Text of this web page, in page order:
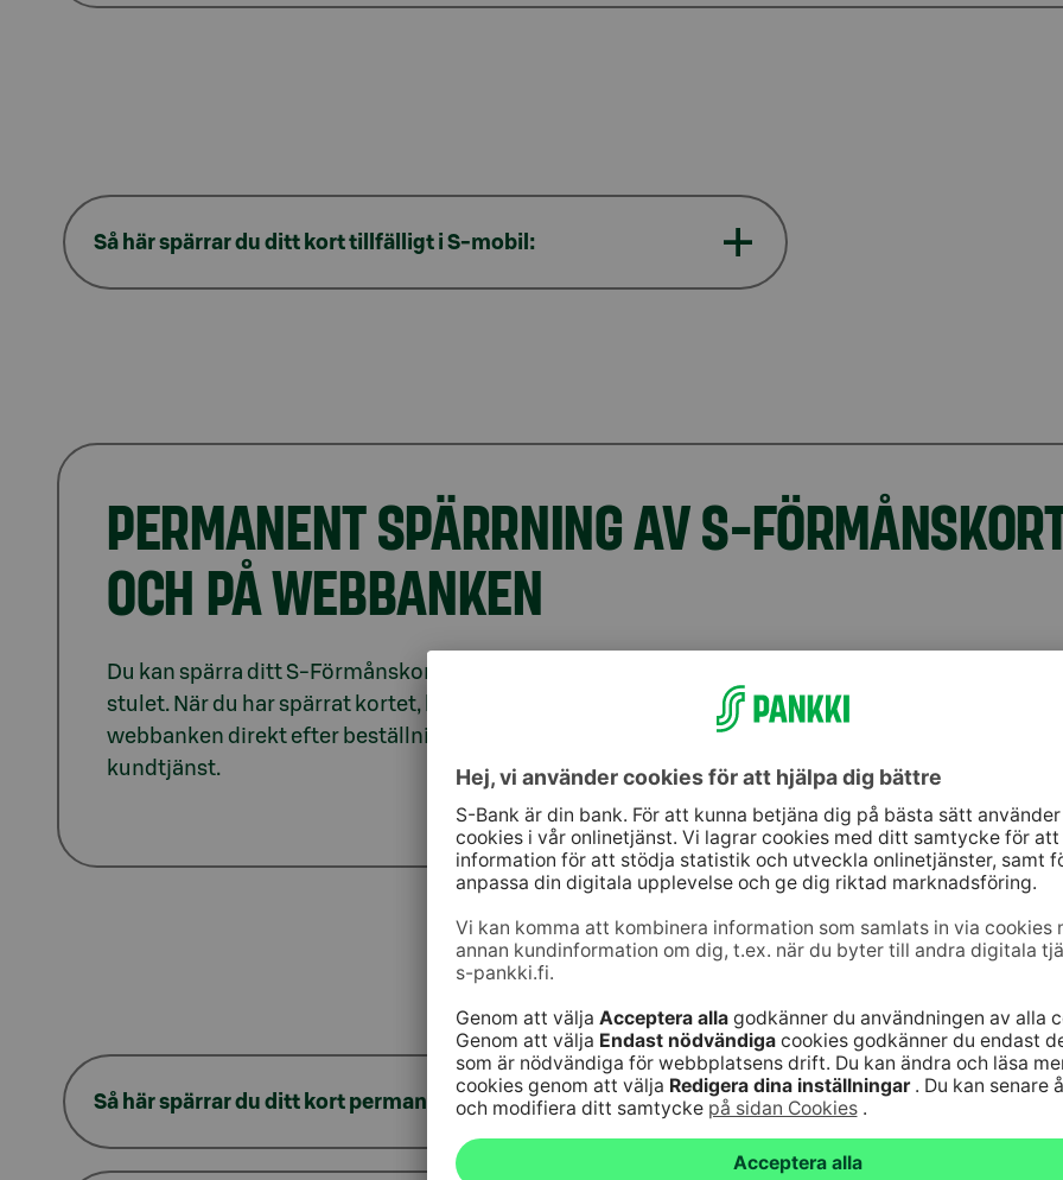
Så här spärrar du ditt kort tillfälligt i S-mobil:
PERMANENT SPÄRRNING AV S-
OCH PÅ WEBBANKEN
Du kan spärra ditt S-Förmånskort Visa permanent i S-mobil eller på webbanken, i
stulet. När du har spärrat kortet, beställs ett nytt kort automatiskt och en förnyelseavgift tas ut
webbanken direkt efter beställningen, och det ersätter det spärrade kortet. Om du vill säga upp
kundtjänst.
Så här spärrar du ditt kort permanent i S-mobil: